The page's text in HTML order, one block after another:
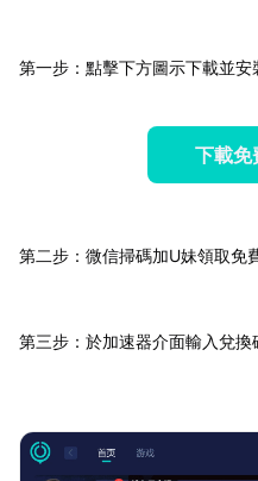
第一步：點擊下方圖示下載並安
下載免
第二步：微信掃碼加U妹領取免
第三步：於加速器介面輸入兌換